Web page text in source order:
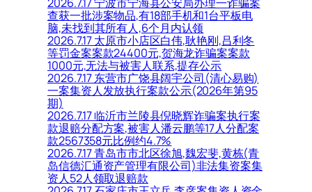
查获一批涉案物品,有18部手机和1台平板电
脑,未找到其所有人,6个月内认领
2026.7.17 太原市小店区白伟,耿艳刚,吕利冬
等罚金案案款24400元,贺海龙诈骗案案款
1000元,无法与被害人联系,提存公示
2026.7.17 东营市广饶县阔宇公司(清心易购)
一案集资人发放执行案款公示(2026年第95
期)
2026.7.17 临沂市兰陵县倪晓辉诈骗案执行案
款退赔分配方案,被害人潘云鹏等17人分配案
款2567358元比例约4.7%
2026.7.17 青岛市市北区徐旭,魏宏斐,黄栋(青
岛信德汇通资产管理有限公司)非法集资案集
资人52人领取退赔款